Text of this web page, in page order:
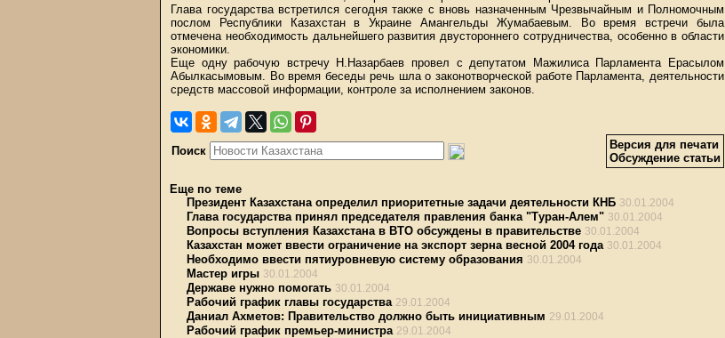
Глава государства встретился сегодня также с вновь назначенным Чрезвычайным и Полномочным
послом Республики Казахстан в Украине Амангельды Жумабаевым. Во время встречи была
отмечена необходимость дальнейшего развития двустороннего сотрудничества, особенно в области
экономики.
Еще одну рабочую встречу Н.Назарбаев провел с депутатом Мажилиса Парламента Ерасылом
Абылкасымовым. Во время беседы речь шла о законотворческой работе Парламента, деятельности
средств массовой информации, контроле за исполнением законов.
Поиск
Версия для печати
Обсуждение статьи
Еще по теме
Президент Казахстана определил приоритетные задачи деятельности КНБ 30.01.2004
Глава государства принял председателя правления банка "Туран-Алем" 30.01.2004
Вопросы вступления Казахстана в ВТО обсуждены в правительстве 30.01.2004
Казахстан может ввести ограничение на экспорт зерна весной 2004 года 30.01.2004
Необходимо ввести пятиуровневую систему образования 30.01.2004
Мастер игры 30.01.2004
Державе нужно помогать 30.01.2004
Рабочий график главы государства 29.01.2004
Даниал Ахметов: Правительство должно быть инициативным 29.01.2004
Рабочий график премьер-министра 29.01.2004